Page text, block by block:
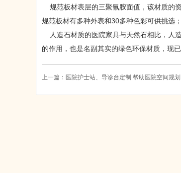
规范板材表层的三聚氰胺面值，该材质的
规范板材有多种外表和30多种色彩可供挑选
人造石材质的医院家具与天然石相比，人
的作用，也是名副其实的绿色环保材质，现
上一篇： 医院护士站、导诊台定制 帮助医院空间规划